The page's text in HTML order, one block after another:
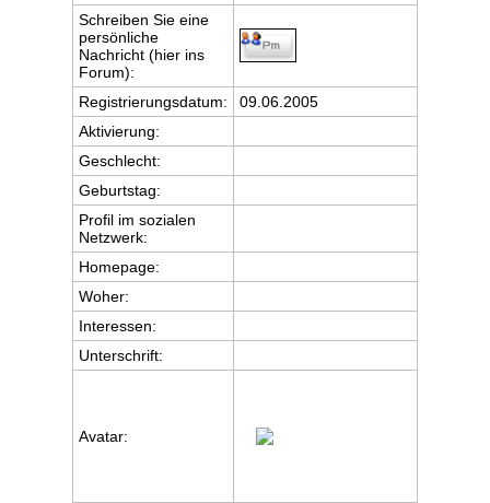
Schreiben Sie eine
persönliche
Nachricht (hier ins
Forum):
Registrierungsdatum:
09.06.2005
Aktivierung:
Geschlecht:
Geburtstag:
Profil im sozialen
Netzwerk:
Homepage:
Woher:
Interessen:
Unterschrift:
Avatar: